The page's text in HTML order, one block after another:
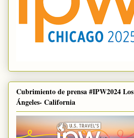
Cubrimiento de prensa #IPW2024 Los
Ángeles- California